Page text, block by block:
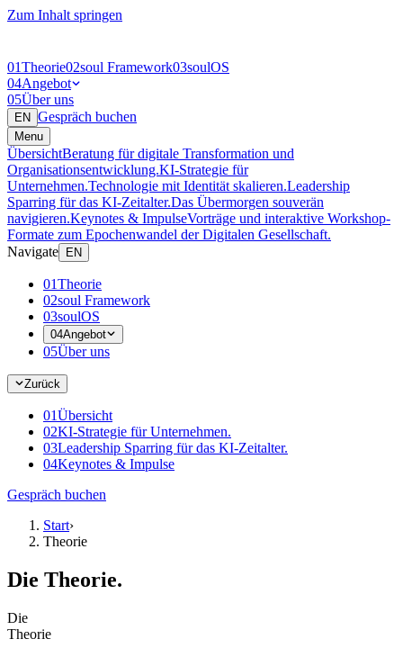
Zum Inhalt springen
01Theorie02soul Framework03soulOS
04Angebot
05Über uns
EN Gespräch buchen
Menu
ÜbersichtBeratung für digitale Transformation und
Organisationsentwicklung.KI-Strategie für
Unternehmen.Technologie mit Identität skalieren.Leadership
Sparring für das KI-Zeitalter.Das Übermorgen souverän
navigieren.Keynotes & ImpulseVorträge und interaktive Workshop-
Formate zum Epochenwandel der Digitalen Gesellschaft.
Navigate
EN
01Theorie
02soul Framework
03soulOS
04Angebot
05Über uns
Zurück
01Übersicht
02KI-Strategie für Unternehmen.
03Leadership Sparring für das KI-Zeitalter.
04Keynotes & Impulse
Gespräch buchen
Start›
Theorie
Die Theorie.
Die
Theorie